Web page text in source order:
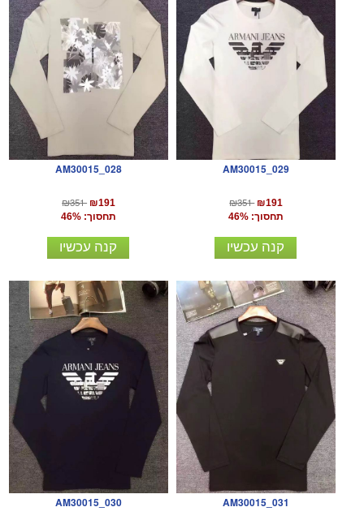
AM30015_028
₪351 ₪191
תחסוך: 46%
קנה עכשיו
AM30015_029
₪351 ₪191
תחסוך: 46%
קנה עכשיו
AM30015_030 AM30015_031